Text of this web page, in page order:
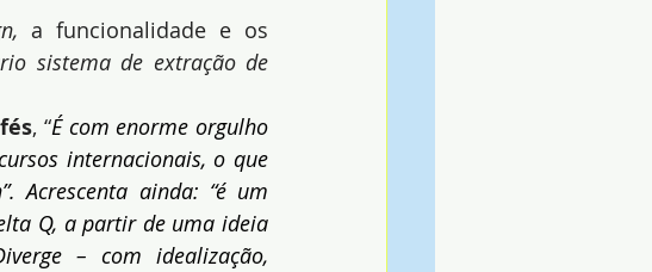
a funcionalidade e os
sistema de extração de
, “É com enorme orgulho
internacionais, o que
Acrescenta ainda: “é um
Q, a partir de uma ideia
– com idealização,